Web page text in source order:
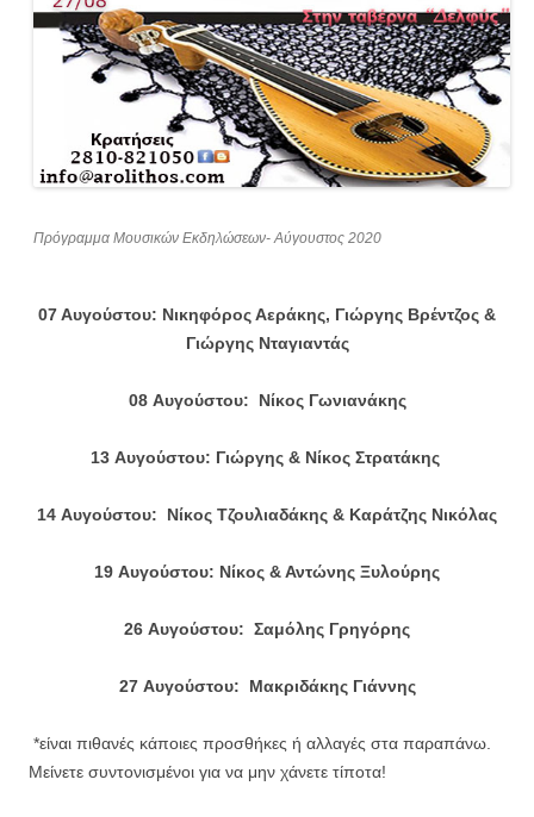
Πρόγραμμα Μουσικών Εκδηλώσεων- Αύγουστος 2020
07 Αυγούστου: Νικηφόρος Αεράκης, Γιώργης Βρέντζος &
Γιώργης Νταγιαντάς
08 Αυγούστου: Νίκος Γωνιανάκης
13 Αυγούστου: Γιώργης & Νίκος Στρατάκης
14 Αυγούστου: Νίκος Τζουλιαδάκης & Καράτζης Νικόλας
19 Αυγούστου: Νίκος & Αντώνης Ξυλούρης
26 Αυγούστου: Σαμόλης Γρηγόρης
27 Αυγούστου: Μακριδάκης Γιάννης
*είναι πιθανές κάποιες προσθήκες ή αλλαγές στα παραπάνω.
Μείνετε συντονισμένοι για να μην χάνετε τίποτα!